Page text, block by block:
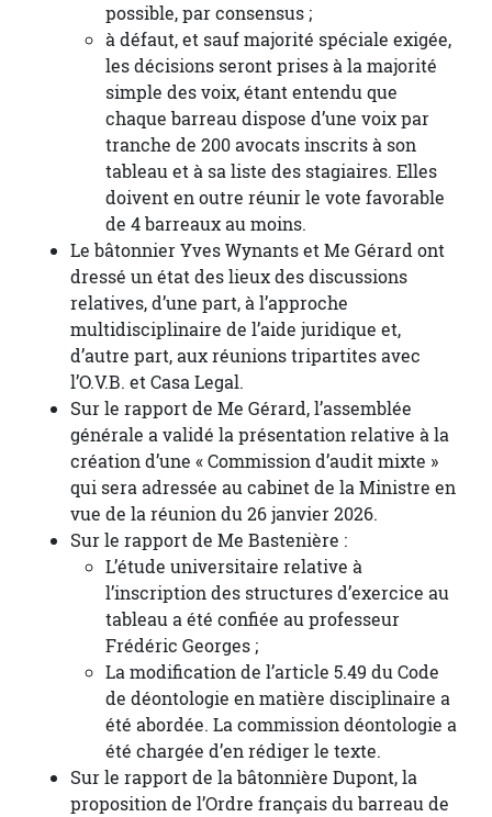
possible, par consensus ;
à défaut, et sauf majorité spéciale exigée,
les décisions seront prises à la majorité
simple des voix, étant entendu que
chaque barreau dispose d’une voix par
tranche de 200 avocats inscrits à son
tableau et à sa liste des stagiaires. Elles
doivent en outre réunir le vote favorable
de 4 barreaux au moins.
Le bâtonnier Yves Wynants et Me Gérard ont
dressé un état des lieux des discussions
relatives, d’une part, à l’approche
multidisciplinaire de l’aide juridique et,
d’autre part, aux réunions tripartites avec
l’O.V.B. et Casa Legal.
Sur le rapport de Me Gérard, l’assemblée
générale a validé la présentation relative à la
création d’une « Commission d’audit mixte »
qui sera adressée au cabinet de la Ministre en
vue de la réunion du 26 janvier 2026.
Sur le rapport de Me Bastenière :
L’étude universitaire relative à
l’inscription des structures d’exercice au
tableau a été confiée au professeur
Frédéric Georges ;
La modification de l’article 5.49 du Code
de déontologie en matière disciplinaire a
été abordée. La commission déontologie a
été chargée d’en rédiger le texte.
Sur le rapport de la bâtonnière Dupont, la
proposition de l’Ordre français du barreau de